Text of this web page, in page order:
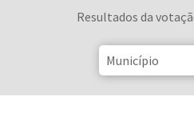
Resultados da